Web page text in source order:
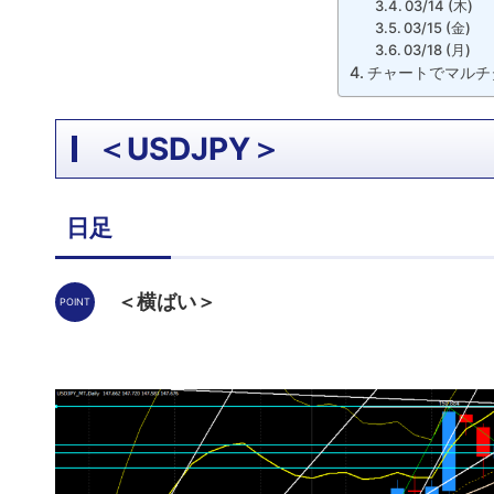
03/14 (木)
03/15 (金)
03/18 (月)
チャートでマル
＜USDJPY＞
日足
＜横ばい＞